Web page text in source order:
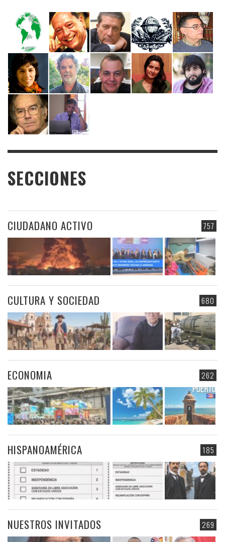
SECCIONES
757
CIUDADANO ACTIVO
680
CULTURA Y SOCIEDAD
262
ECONOMIA
185
HISPANOAMÉRICA
269
NUESTROS INVITADOS